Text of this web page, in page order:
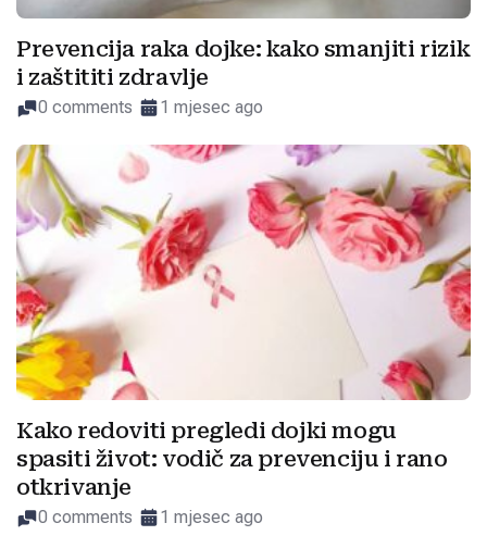
Prevencija raka dojke: kako smanjiti rizik
i zaštititi zdravlje
0 comments 1 mjesec ago
Kako redoviti pregledi dojki mogu
spasiti život: vodič za prevenciju i rano
otkrivanje
0 comments 1 mjesec ago